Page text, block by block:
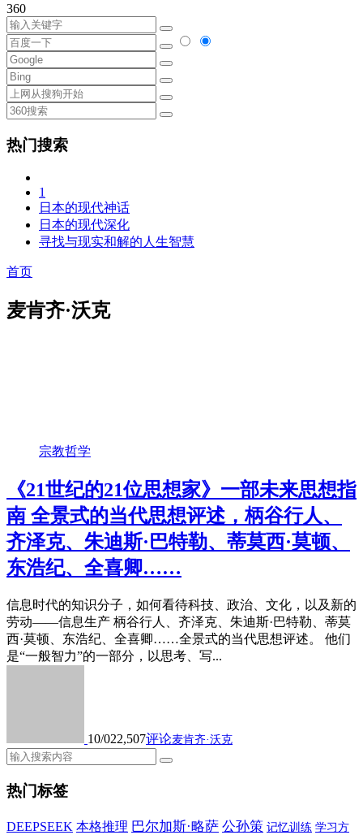
360
热门搜索
1
日本的现代神话
日本的现代深化
寻找与现实和解的人生智慧
首页
麦肯齐·沃克
宗教哲学
《21世纪的21位思想家》一部未来思想指
南 全景式的当代思想评述，柄谷行人、
齐泽克、朱迪斯·巴特勒、蒂莫西·莫顿、
东浩纪、全喜卿……
信息时代的知识分子，如何看待科技、政治、文化，以及新的
劳动——信息生产 柄谷行人、齐泽克、朱迪斯·巴特勒、蒂莫
西·莫顿、东浩纪、全喜卿……全景式的当代思想评述。 他们
是“一般智力”的一部分，以思考、写...
10/022,507评论麦肯齐·沃克
热门标签
DEEPSEEK 本格推理 巴尔加斯·略萨 公孙策 记忆训练 学习方